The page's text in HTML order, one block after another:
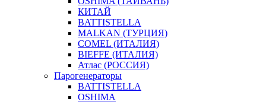
КИТАЙ
BATTISTELLA
MALKAN (ТУРЦИЯ)
COMEL (ИТАЛИЯ)
BIEFFE (ИТАЛИЯ)
Атлас (РОССИЯ)
Парогенераторы
BATTISTELLA
OSHIMA